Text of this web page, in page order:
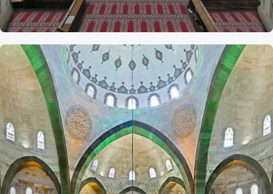
Referans
Edirne Selimiye
Camii